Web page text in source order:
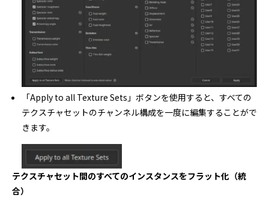
「Apply to all Texture Sets」ボタンを使用すると、すべての
テクスチャセットのチャンネル構成を一度に編集することがで
きます。
テクスチャセット間のすべてのインスタンスをフラット化（統
合）